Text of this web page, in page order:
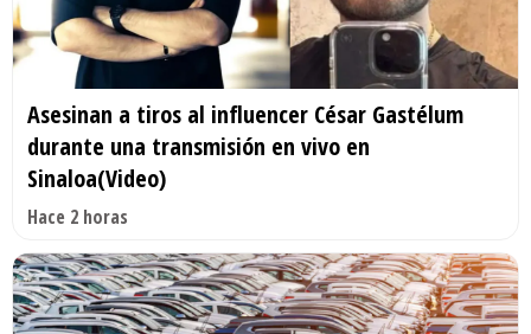
Asesinan a tiros al influencer César Gastélum
durante una transmisión en vivo en
Sinaloa(Video)
Hace 2 horas